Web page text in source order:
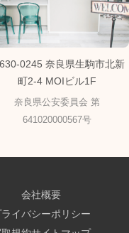
0245 奈良県生駒市北新
町2-4 MOIビル1F
奈良県公安委員会 第
641020000567号
会社概要
ライバシーポリシー